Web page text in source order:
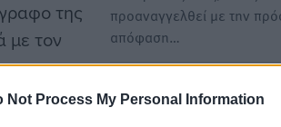
Not Process My Personal Information
της
με τον
προαναγγελθεί με την
απόφαση…
του Αρείου Πάγου -